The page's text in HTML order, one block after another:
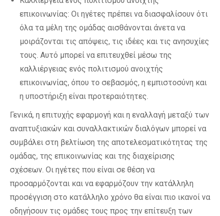
επικοινωνίας: Οι ηγέτες πρέπει να διασφαλίσουν ότι
όλα τα μέλη της ομάδας αισθάνονται άνετα να
μοιράζονται τις απόψεις, τις ιδέες και τις ανησυχίες
τους. Αυτό μπορεί να επιτευχθεί μέσω της
καλλιέργειας ενός πολιτισμού ανοιχτής
επικοινωνίας, όπου το σεβασμός, η εμπιστοσύνη και
η υποστήριξη είναι προτεραιότητες.
Γενικά, η επιτυχής εφαρμογή και η εναλλαγή μεταξύ των
αναπτυξιακών και συναλλακτικών διαλόγων μπορεί να
συμβάλει στη βελτίωση της αποτελεσματικότητας της
ομάδας, της επικοινωνίας και της διαχείρισης
σχέσεων. Οι ηγέτες που είναι σε θέση να
προσαρμόζονται και να εφαρμόζουν την κατάλληλη
προσέγγιση στο κατάλληλο χρόνο θα είναι πιο ικανοί να
οδηγήσουν τις ομάδες τους προς την επίτευξη των